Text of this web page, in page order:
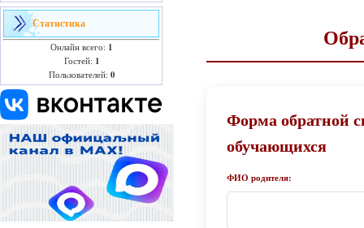
Статистика
Онлайн всего: 1
Гостей: 1
Пользователей: 0
Форма обратной
обучающихся
ФИО родителя: